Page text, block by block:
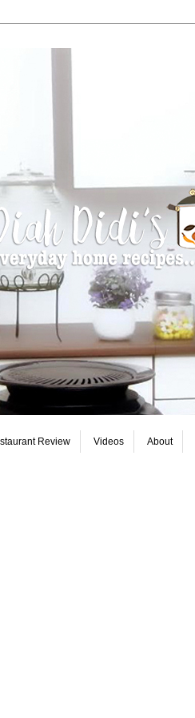
Review Videos About